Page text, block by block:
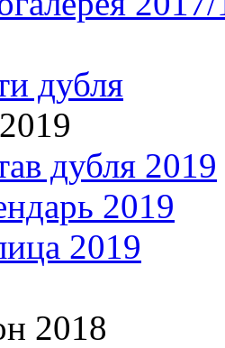
дубля
дубля 2019
2019
2019
2018